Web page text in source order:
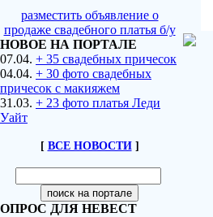
разместить объявление о
продаже свадебного платья б/у
НОВОЕ НА ПОРТАЛЕ
07.04. + 35 свадебных причесок
04.04. + 30 фото свадебных
причесок с макияжем
31.03. + 23 фото платья Леди
Уайт
[ ВСЕ НОВОСТИ]
ОПРОС ДЛЯ НЕВЕСТ